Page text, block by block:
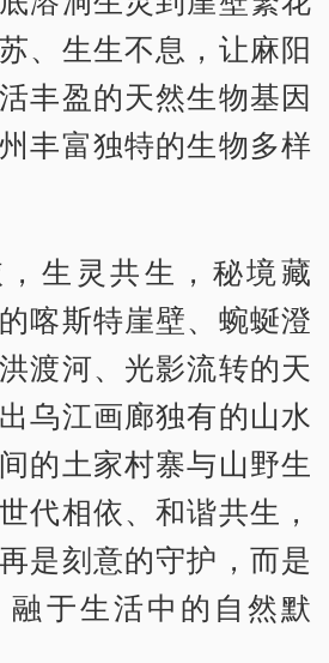
、生生不息，让麻阳
丰盈的天然生物基因
丰富独特的生物多样
生灵共生，秘境藏
喀斯特崖壁、蜿蜒澄
渡河、光影流转的天
乌江画廊独有的山水
的土家村寨与山野生
代相依、和谐共生，
是刻意的守护，而是
于生活中的自然默